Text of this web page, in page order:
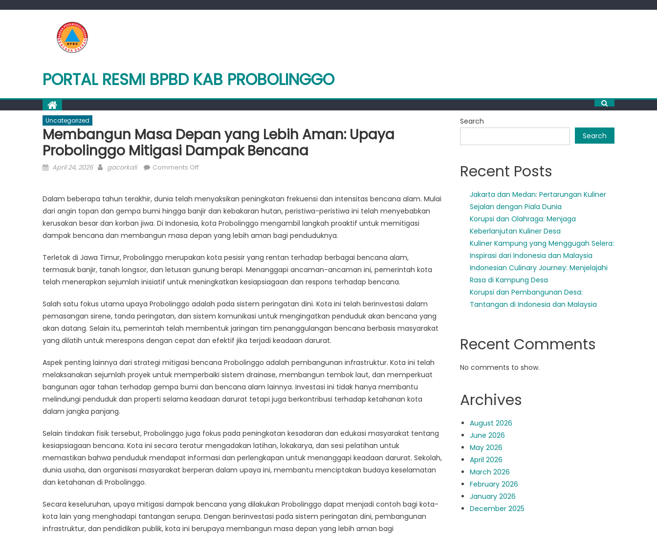
PORTAL RESMI BPBD KAB PROBOLINGGO
Uncategorized
Membangun Masa Depan yang Lebih Aman: Upaya
Probolinggo Mitigasi Dampak Bencana
Posted
April 24, 2026 Author
gacorkali Comments Offon
Depan
yang
Lebih
Aman:
Probolinggo
Mitigasi
Dampak
Dalam beberapa tahun terakhir, dunia telah menyaksikan peningkatan frekuensi dan intensitas bencana alam. Mulai
dari angin topan dan gempa bumi hingga banjir dan kebakaran hutan, peristiwa-peristiwa ini telah menyebabkan
kerusakan besar dan korban jiwa. Di Indonesia, kota Probolinggo mengambil langkah proaktif untuk memitigasi
dampak bencana dan membangun masa depan yang lebih aman bagi penduduknya.
Terletak di Jawa Timur, Probolinggo merupakan kota pesisir yang rentan terhadap berbagai bencana alam,
termasuk banjir, tanah longsor, dan letusan gunung berapi. Menanggapi ancaman-ancaman ini, pemerintah kota
telah menerapkan sejumlah inisiatif untuk meningkatkan kesiapsiagaan dan respons terhadap bencana.
Salah satu fokus utama upaya Probolinggo adalah pada sistem peringatan dini. Kota ini telah berinvestasi dalam
pemasangan sirene, tanda peringatan, dan sistem komunikasi untuk mengingatkan penduduk akan bencana yang
akan datang. Selain itu, pemerintah telah membentuk jaringan tim penanggulangan bencana berbasis masyarakat
yang dilatih untuk merespons dengan cepat dan efektif jika terjadi keadaan darurat.
Aspek penting lainnya dari strategi mitigasi bencana Probolinggo adalah pembangunan infrastruktur. Kota ini telah
melaksanakan sejumlah proyek untuk memperbaiki sistem drainase, membangun tembok laut, dan memperkuat
bangunan agar tahan terhadap gempa bumi dan bencana alam lainnya. Investasi ini tidak hanya membantu
melindungi penduduk dan properti selama keadaan darurat tetapi juga berkontribusi terhadap ketahanan kota
dalam jangka panjang.
Selain tindakan fisik tersebut, Probolinggo juga fokus pada peningkatan kesadaran dan edukasi masyarakat tentang
kesiapsiagaan bencana. Kota ini secara teratur mengadakan latihan, lokakarya, dan sesi pelatihan untuk
memastikan bahwa penduduk mendapat informasi dan perlengkapan untuk menanggapi keadaan darurat. Sekolah,
dunia usaha, dan organisasi masyarakat berperan dalam upaya ini, membantu menciptakan budaya keselamatan
dan ketahanan di Probolinggo.
Secara keseluruhan, upaya mitigasi dampak bencana yang dilakukan Probolinggo dapat menjadi contoh bagi kota-
kota lain yang menghadapi tantangan serupa. Dengan berinvestasi pada sistem peringatan dini, pembangunan
infrastruktur, dan pendidikan publik, kota ini berupaya membangun masa depan yang lebih aman bagi
Search
Search
Recent Posts
Jakarta dan Medan: Pertarungan Kuliner
Sejalan dengan Piala Dunia
Korupsi dan Olahraga: Menjaga
Keberlanjutan Kuliner Desa
Kuliner Kampung yang Menggugah Selera:
Inspirasi dari Indonesia dan Malaysia
Indonesian Culinary Journey: Menjelajahi
Rasa di Kampung Desa
Korupsi dan Pembangunan Desa:
Tantangan di Indonesia dan Malaysia
Recent Comments
No comments to show.
Archives
August 2026
June 2026
May 2026
April 2026
March 2026
February 2026
January 2026
December 2025